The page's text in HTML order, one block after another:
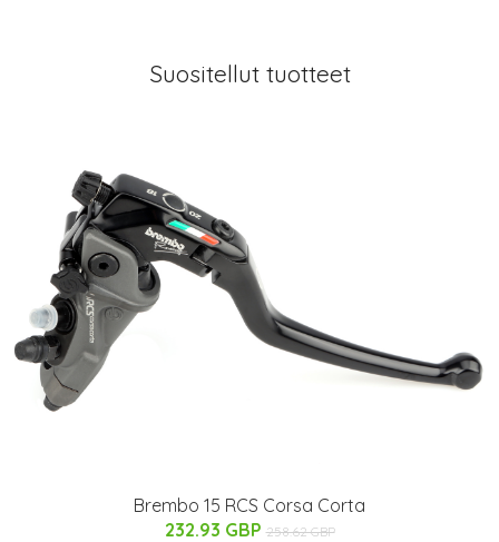
Suositellut tuotteet
Brembo 15 RCS Corsa Corta
232.93 GBP 258.62 GBP